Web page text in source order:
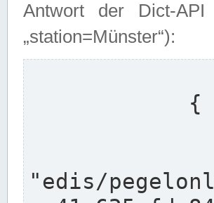
Antwort der Dict-
„station=Münster“):
"edis/